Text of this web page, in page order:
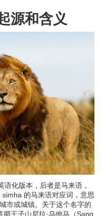
源和含义
化版本，后者是马来语，
simha 的马来语对应词，意思
市或城镇。关于这个名字的
腊王子山尼拉·乌他马（Sang